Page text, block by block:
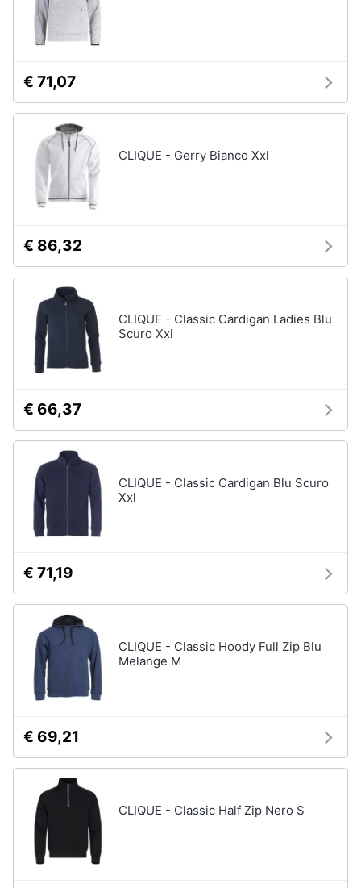
€ 71,07
CLIQUE - Gerry Bianco Xxl
€ 86,32
CLIQUE - Classic Cardigan Ladies Blu
Scuro Xxl
€ 66,37
CLIQUE - Classic Cardigan Blu Scuro
Xxl
€ 71,19
CLIQUE - Classic Hoody Full Zip Blu
Melange M
€ 69,21
CLIQUE - Classic Half Zip Nero S